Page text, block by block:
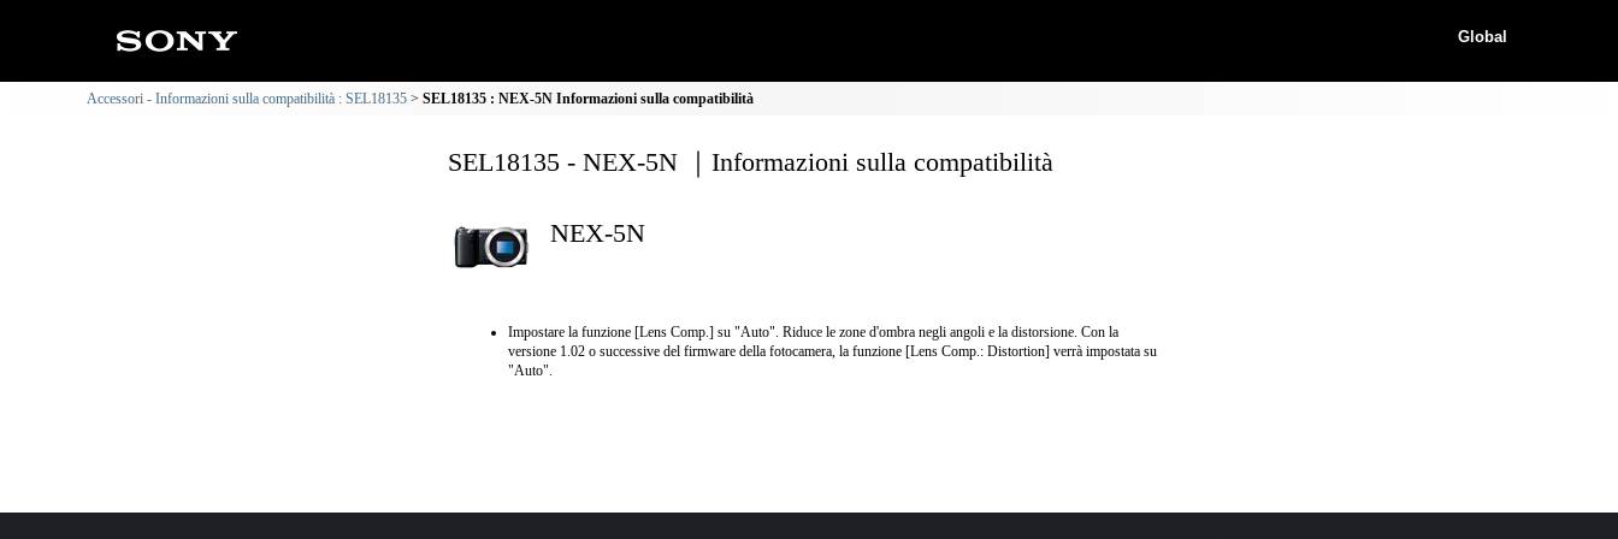
Global
Accessori - Informazioni sulla compatibilità : SEL18135 SEL18135 : NEX-5N Informazioni sulla compatibilità
SEL18135 - NEX-5N ｜Informazioni sulla compatibilità
NEX-5N
Impostare la funzione [Lens Comp.] su "Auto". Riduce le zone d'ombra negli angoli e la distorsione. Con la
versione 1.02 o successive del firmware della fotocamera, la funzione [Lens Comp.: Distortion] verrà impostata su
"Auto".